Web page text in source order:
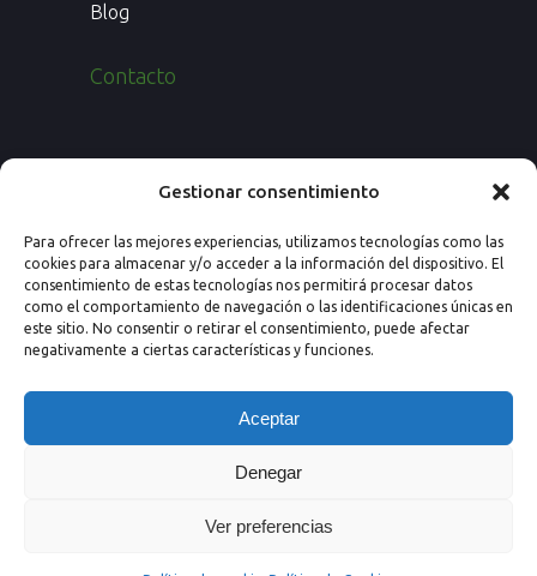
Gestionar consentimiento
Para ofrecer las mejores experiencias, utilizamos tecnologías como las
cookies para almacenar y/o acceder a la información del dispositivo. El
consentimiento de estas tecnologías nos permitirá procesar datos
como el comportamiento de navegación o las identificaciones únicas en
este sitio. No consentir o retirar el consentimiento, puede afectar
negativamente a ciertas características y funciones.
Aceptar
Denegar
Ver preferencias
Blog
Contacto
50008 Zaragoza (España)
Email: info@nextprevencion.com
Tel: (+34) 976 259 724